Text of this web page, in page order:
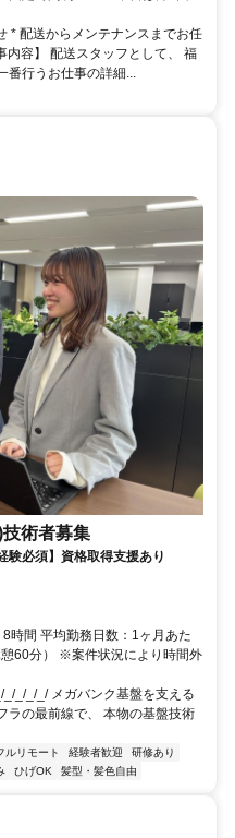
* 配送からメンテナンスまでお任
内容】 配送スタッフとして、 福
番行うお仕事の詳細...
術者募集
験必須】資格取得支援あり
時間 平均勤務日数：1ヶ月あた
60分） ※案件状況により時間外
_/_/_/ メガバンク基盤を支える
ラの最前線で、 本物の基盤技術
ルリモート 経験者歓迎
研修あり
ひげOK 髪型・髪色自由